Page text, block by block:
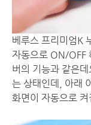
베루스 프리미엄K
자동으로 ON/OFF
버의 기능과 같은
는 상태인데, 아래
화면이 자동으로 켜